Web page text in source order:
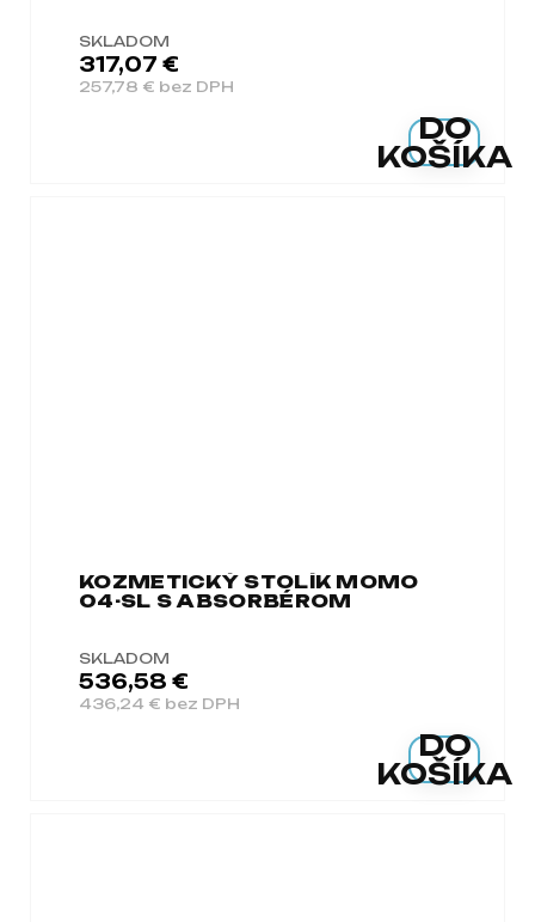
SKLADOM
257,78 € bez DPH
317,07 €
DO
KOŠÍKA
KOZMETICKÝ STOLÍK MOMO
04-SL S ABSORBÉROM
SKLADOM
436,24 € bez DPH
536,58 €
DO
KOŠÍKA